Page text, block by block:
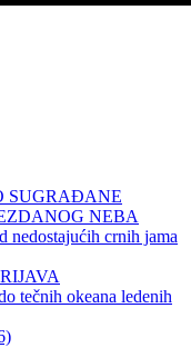
SUGRAĐANE
NEBA
nedostajućih crnih jama
tečnih okeana ledenih